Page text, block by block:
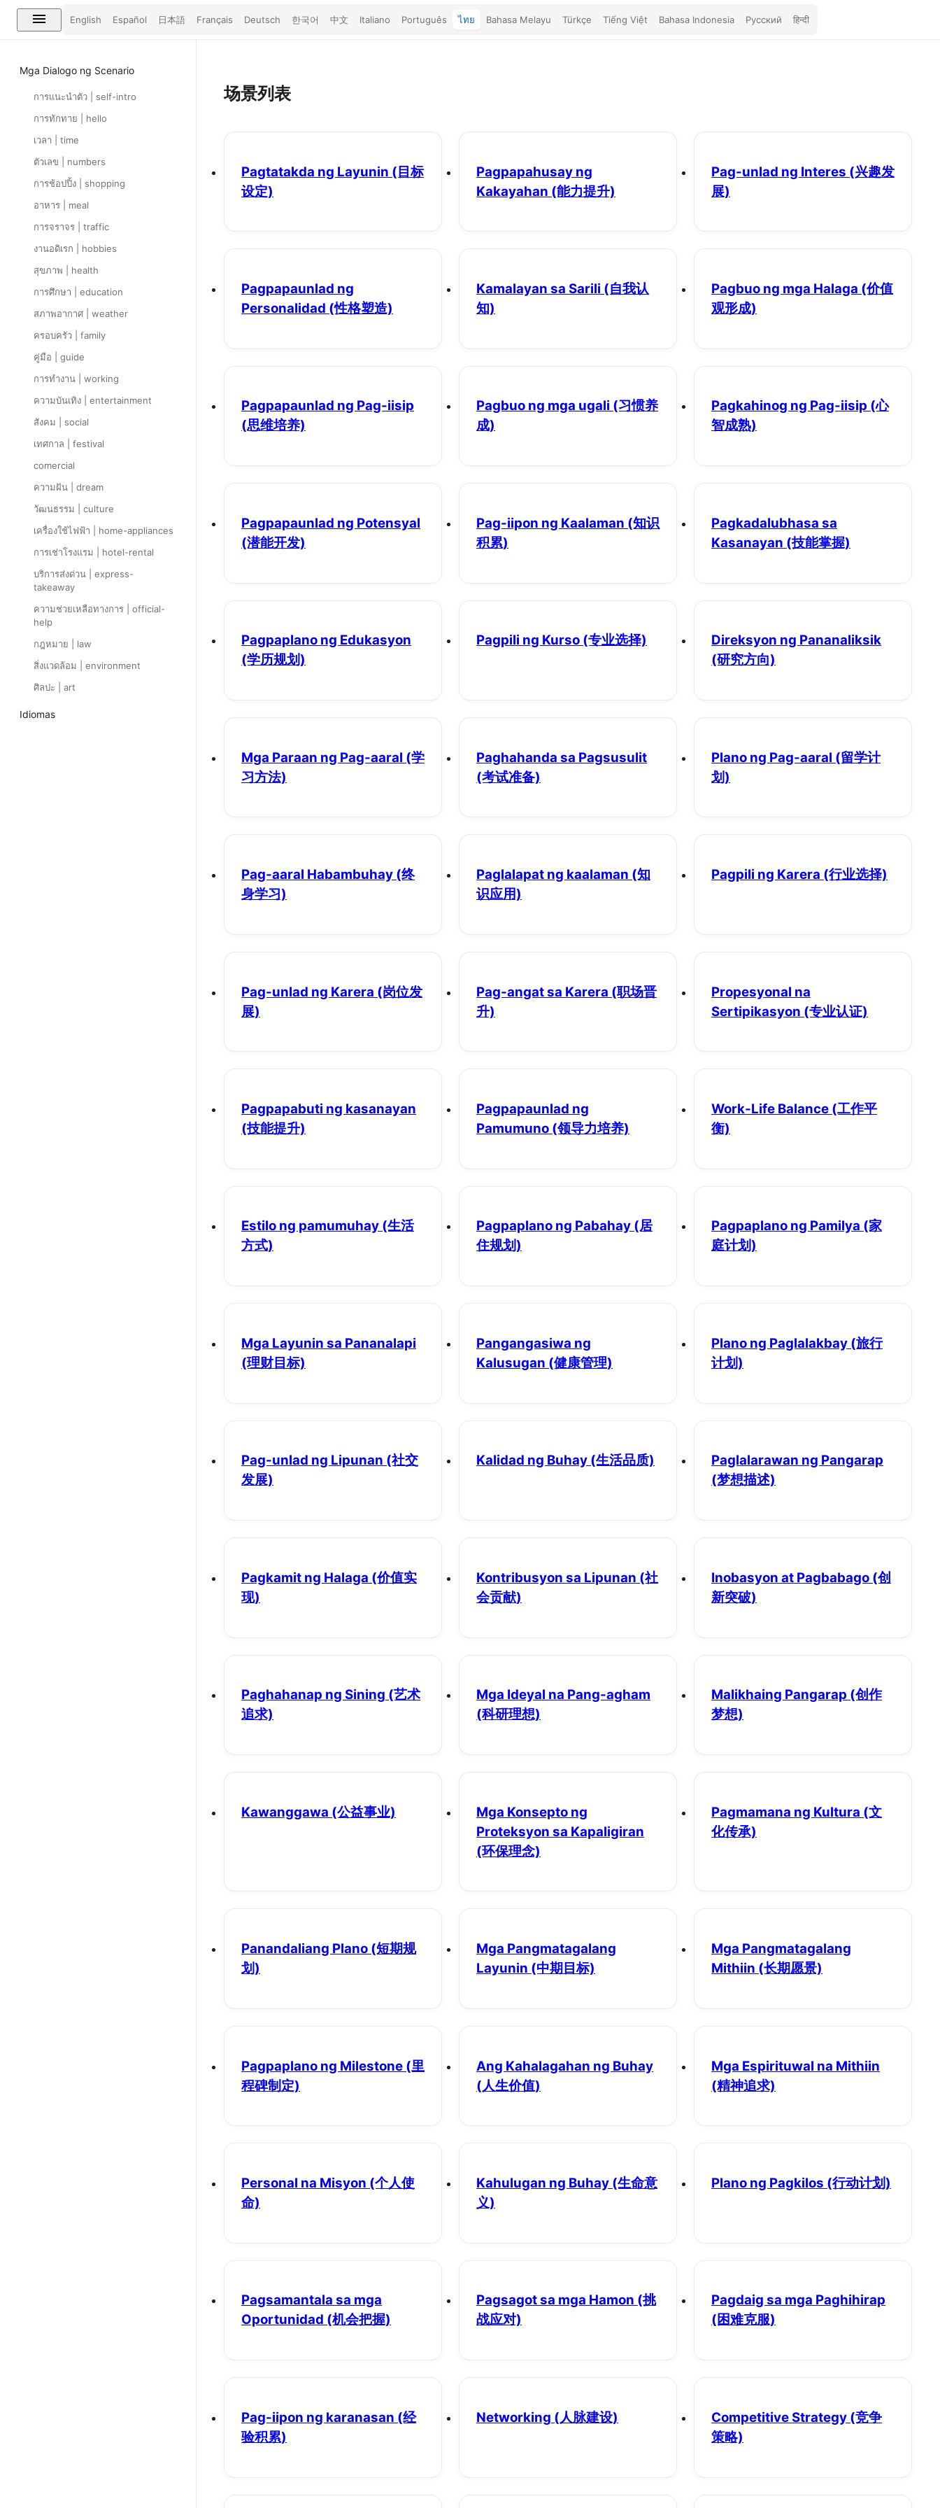
English Español 日本語 Français Deutsch 한국어 中文 Italiano Português ไทย Bahasa Melayu Türkçe Tiếng Việt Bahasa Indonesia Русский हिन्दी
Mga Dialogo ng Scenario
การแนะนำตัว | self-intro
การทักทาย | hello
เวลา | time
ตัวเลข | numbers
การช้อปปิ้ง | shopping
อาหาร | meal
การจราจร | traffic
งานอดิเรก | hobbies
สุขภาพ | health
การศึกษา | education
สภาพอากาศ | weather
ครอบครัว | family
คู่มือ | guide
การทำงาน | working
ความบันเทิง | entertainment
สังคม | social
เทศกาล | festival
comercial
ความฝัน | dream
วัฒนธรรม | culture
เครื่องใช้ไฟฟ้า | home-appliances
การเช่าโรงแรม | hotel-rental
บริการส่งด่วน | express-
takeaway
ความช่วยเหลือทางการ | official-
help
กฎหมาย | law
สิ่งแวดล้อม | environment
ศิลปะ | art
Idiomas
场景列表
Pagtatakda ng Layunin (目标
设定)
Pagpapahusay ng
Kakayahan (能力提升)
Pag-unlad ng Interes (兴趣发
展)
Pagpapaunlad ng
Personalidad (性格塑造)
Kamalayan sa Sarili (自我认
知)
Pagbuo ng mga Halaga (价值
观形成)
Pagpapaunlad ng Pag-iisip
(思维培养)
Pagbuo ng mga ugali (习惯养
成)
Pagkahinog ng Pag-iisip (心
智成熟)
Pagpapaunlad ng Potensyal
(潜能开发)
Pag-iipon ng Kaalaman (知识
积累)
Pagkadalubhasa sa
Kasanayan (技能掌握)
Pagpaplano ng Edukasyon
(学历规划)
Pagpili ng Kurso (专业选择)
Direksyon ng Pananaliksik
(研究方向)
Mga Paraan ng Pag-aaral (学
习方法)
Paghahanda sa Pagsusulit
(考试准备)
Plano ng Pag-aaral (留学计
划)
Pag-aaral Habambuhay (终
身学习)
Paglalapat ng kaalaman (知
识应用)
Pagpili ng Karera (行业选择)
Pag-unlad ng Karera (岗位发
展)
Pag-angat sa Karera (职场晋
升)
Propesyonal na
Sertipikasyon (专业认证)
Pagpapabuti ng kasanayan
(技能提升)
Pagpapaunlad ng
Pamumuno (领导力培养)
Work-Life Balance (工作平
衡)
Estilo ng pamumuhay (生活
方式)
Pagpaplano ng Pabahay (居
住规划)
Pagpaplano ng Pamilya (家
庭计划)
Mga Layunin sa Pananalapi
(理财目标)
Pangangasiwa ng
Kalusugan (健康管理)
Plano ng Paglalakbay (旅行
计划)
Pag-unlad ng Lipunan (社交
发展)
Kalidad ng Buhay (生活品质)
Paglalarawan ng Pangarap
(梦想描述)
Pagkamit ng Halaga (价值实
现)
Kontribusyon sa Lipunan (社
会贡献)
Inobasyon at Pagbabago (创
新突破)
Paghahanap ng Sining (艺术
追求)
Mga Ideyal na Pang-agham
(科研理想)
Malikhaing Pangarap (创作
梦想)
Kawanggawa (公益事业)
Mga Konsepto ng
Proteksyon sa Kapaligiran
(环保理念)
Pagmamana ng Kultura (文
化传承)
Panandaliang Plano (短期规
划)
Mga Pangmatagalang
Layunin (中期目标)
Mga Pangmatagalang
Mithiin (长期愿景)
Pagpaplano ng Milestone (里
程碑制定)
Ang Kahalagahan ng Buhay
(人生价值)
Mga Espirituwal na Mithiin
(精神追求)
Personal na Misyon (个人使
命)
Kahulugan ng Buhay (生命意
义)
Plano ng Pagkilos (行动计划)
Pagsamantala sa mga
Oportunidad (机会把握)
Pagsagot sa mga Hamon (挑
战应对)
Pagdaig sa mga Paghihirap
(困难克服)
Pag-iipon ng karanasan (经
验积累)
Networking (人脉建设) Competitive Strategy (竞争
策略)